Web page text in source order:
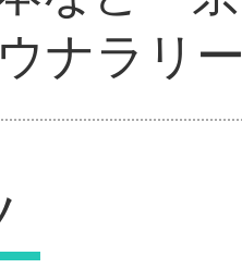
ナラリ